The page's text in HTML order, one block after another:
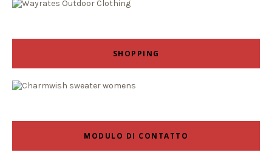
SHOPPING
MODULO DI CONTATTO